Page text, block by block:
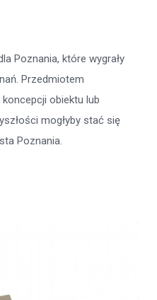
Poznania, które wygrały
Przedmiotem
obiektu lub
mogłyby stać się
Poznania.